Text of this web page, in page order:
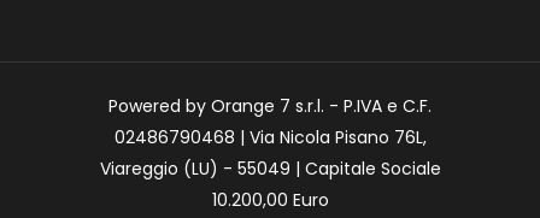
Powered by Orange 7 s.r.l. - P.IVA e C.F.
02486790468 | Via Nicola Pisano 76L,
Viareggio (LU) - 55049 | Capitale Sociale
10.200,00 Euro